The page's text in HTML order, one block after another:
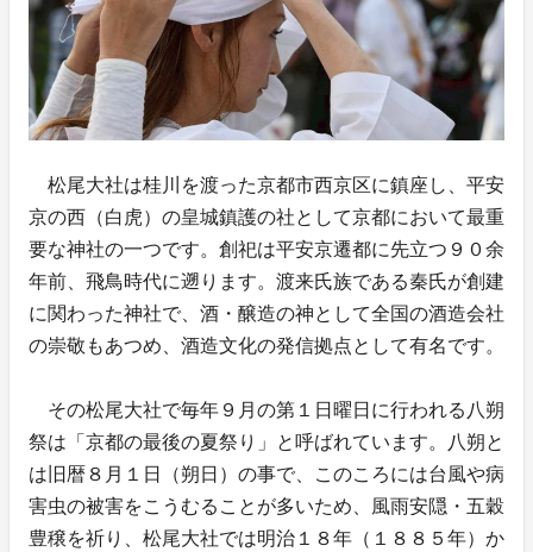
松尾大社は桂川を渡った京都市西京区に鎮座し、平安
京の西（白虎）の皇城鎮護の社として京都において最重
要な神社の一つです。創祀は平安京遷都に先立つ９０余
年前、飛鳥時代に遡ります。渡来氏族である秦氏が創建
に関わった神社で、酒・醸造の神として全国の酒造会社
の崇敬もあつめ、酒造文化の発信拠点として有名です。
その松尾大社で毎年９月の第１日曜日に行われる八朔
祭は「京都の最後の夏祭り」と呼ばれています。八朔と
は旧暦８月１日（朔日）の事で、このころには台風や病
害虫の被害をこうむることが多いため、風雨安隠・五穀
豊穣を祈り、松尾大社では明治１８年（１８８５年）か